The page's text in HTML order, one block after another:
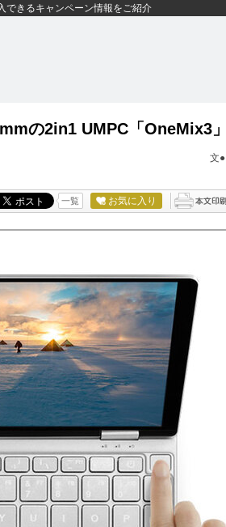
できるキャンペーン情報をご紹介
の2in1 UMPC「OneMix3」
文●
一覧 お気に入り